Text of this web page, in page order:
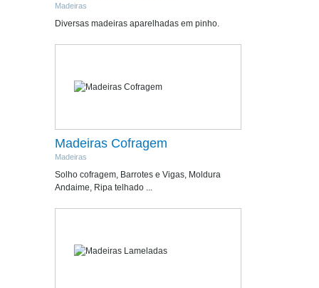
Madeiras
Diversas madeiras aparelhadas em pinho.
Madeiras Cofragem
Madeiras
Solho cofragem, Barrotes e Vigas, Moldura
Andaime, Ripa telhado ...